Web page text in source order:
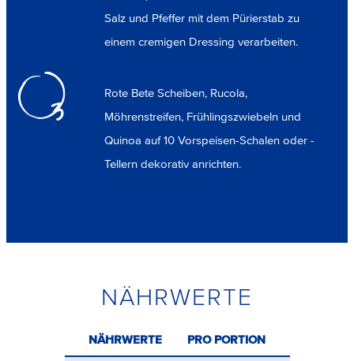
Salz und Pfeffer mit dem Pürierstab zu
einem cremigen Dressing verarbeiten.
3
Rote Bete Scheiben, Rucola,
Möhrenstreifen, Frühlingszwiebeln und
Quinoa auf 10 Vorspeisen-Schalen oder -
Tellern dekorativ anrichten.
NÄHRWERTE
NÄHRWERTE PRO PORTION